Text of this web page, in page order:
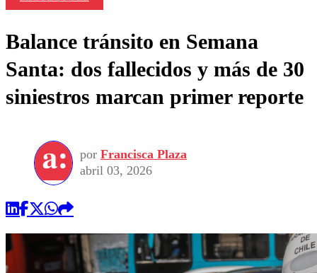
Balance tránsito en Semana
Santa: dos fallecidos y más de 30
siniestros marcan primer reporte
por Francisca Plaza
abril 03, 2026